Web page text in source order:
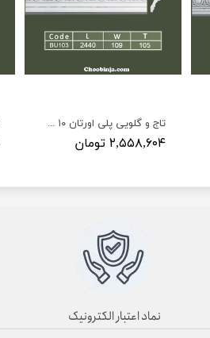
تاج و گلویی پلی اورتان ۱۰ سانت منبت BU103
۲,۵۵۸,۶۰۴ تومان
نماد اعتبار الکترونیک